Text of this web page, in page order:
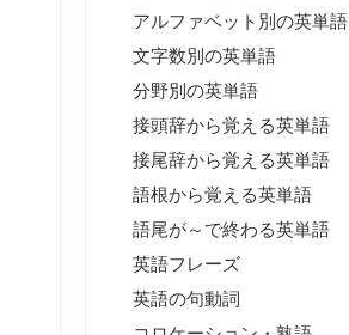
アルファベット別の英単語
文字数別の英単語
分野別の英単語
接頭辞から覚える英単語
接尾辞から覚える英単語
語根から覚える英単語
語尾が～で終わる英単語
英語フレーズ
英語の句動詞